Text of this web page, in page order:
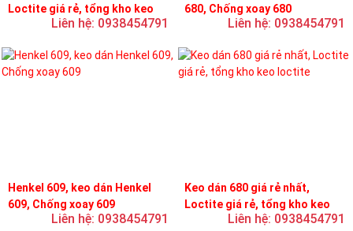
Loctite giá rẻ, tổng kho keo
Liên hệ: 0938454791
680, Chống xoay 680
Liên hệ: 0938454791
Henkel 609, keo dán Henkel
609, Chống xoay 609
Liên hệ: 0938454791
Keo dán 680 giá rẻ nhất,
Loctite giá rẻ, tổng kho keo
Liên hệ: 0938454791